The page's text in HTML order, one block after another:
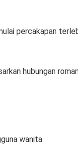
percakapan
hubungan
wanita.